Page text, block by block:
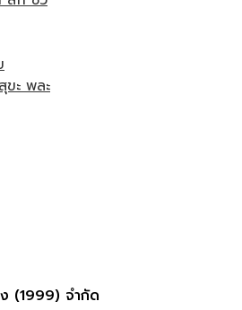
ะ พละ
(1999) จำกัด